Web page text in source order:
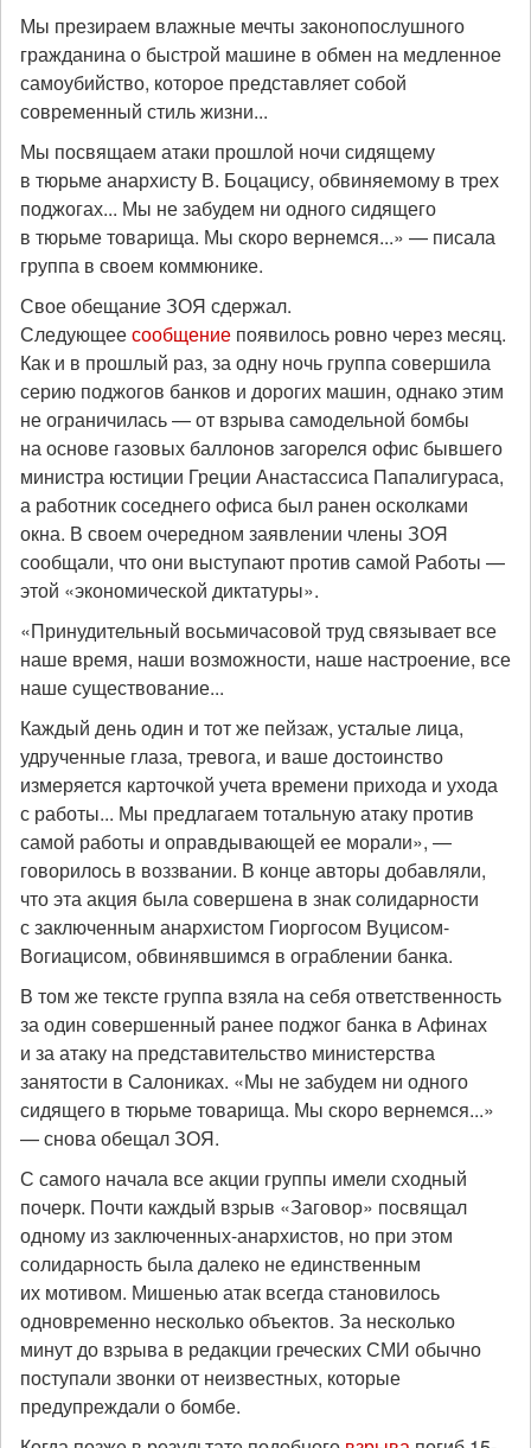
Мы презираем влажные мечты законопослушного
гражданина о быстрой машине в обмен на медленное
самоубийство, которое представляет собой
современный стиль жизни...
Мы посвящаем атаки прошлой ночи сидящему
в тюрьме анархисту В. Боцацису, обвиняемому в трех
поджогах... Мы не забудем ни одного сидящего
в тюрьме товарища. Мы скоро вернемся...» — писала
группа в своем коммюнике.
Свое обещание ЗОЯ сдержал.
Следующеесообщение появилось ровно через месяц.
Как и в прошлый раз, за одну ночь группа совершила
серию поджогов банков и дорогих машин, однако этим
не ограничилась — от взрыва самодельной бомбы
на основе газовых баллонов загорелся офис бывшего
министра юстиции Греции Анастассиса Папалигураса,
а работник соседнего офиса был ранен осколками
окна. В своем очередном заявлении члены ЗОЯ
сообщали, что они выступают против самой Работы —
этой «экономической диктатуры».
«Принудительный восьмичасовой труд связывает все
наше время, наши возможности, наше настроение, все
наше существование...
Каждый день один и тот же пейзаж, усталые лица,
удрученные глаза, тревога, и ваше достоинство
измеряется карточкой учета времени прихода и ухода
с работы... Мы предлагаем тотальную атаку против
самой работы и оправдывающей ее морали», —
говорилось в воззвании. В конце авторы добавляли,
что эта акция была совершена в знак солидарности
с заключенным анархистом Гиоргосом Вуцисом-
Вогиацисом, обвинявшимся в ограблении банка.
В том же тексте группа взяла на себя ответственность
за один совершенный ранее поджог банка в Афинах
и за атаку на представительство министерства
занятости в Салониках. «Мы не забудем ни одного
сидящего в тюрьме товарища. Мы скоро вернемся...»
— снова обещал ЗОЯ.
С самого начала все акции группы имели сходный
почерк. Почти каждый взрыв «Заговор» посвящал
одному из заключенных-анархистов, но при этом
солидарность была далеко не единственным
их мотивом. Мишенью атак всегда становилось
одновременно несколько объектов. За несколько
минут до взрыва в редакции греческих СМИ обычно
поступали звонки от неизвестных, которые
предупреждали о бомбе.